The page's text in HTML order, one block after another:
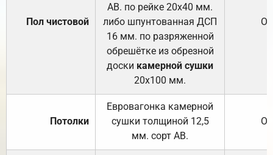
Пол чистовой
АВ. по рейке 20х40 мм.
либо шпунтованная ДСП
16 мм. по разряженной
обрешётке из обрезной
доски камерной сушки
20х100 мм.
Потолки
Евровагонка камерной
сушки толщиной 12,5
мм. сорт АВ.